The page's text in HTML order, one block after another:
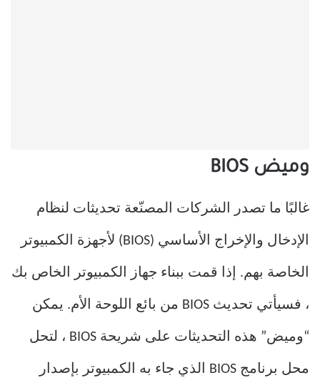
وميض BIOS
غالبًا ما تصدر الشركات المصنّعة تحديثات لنظام
الإدخال والإخراج الأساسي (BIOS) لأجهزة الكمبيوتر
الخاصة بهم. إذا قمت ببناء جهاز الكمبيوتر الخاص بك
، فسيأتي تحديث BIOS من بائع اللوحة الأم. يمكن
“وميض” هذه التحديثات على شريحة BIOS ، لتحل
محل برنامج BIOS الذي جاء به الكمبيوتر بإصدار